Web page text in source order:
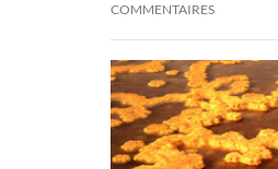
COMMENTAIRES